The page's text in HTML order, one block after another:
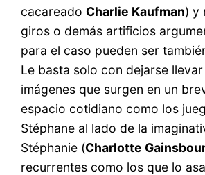
cacareado Charlie Kaufman) y
giros o demás artificios
para el caso pueden ser
Le basta solo con dejarse
imágenes que surgen en un
espacio cotidiano como los
Stéphane al lado de la
Stéphanie (Charlotte
recurrentes como los que lo